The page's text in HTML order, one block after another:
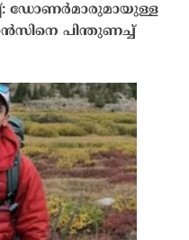
ഡോണർമാരുമായുള്ള
പിന്തുണച്ച്